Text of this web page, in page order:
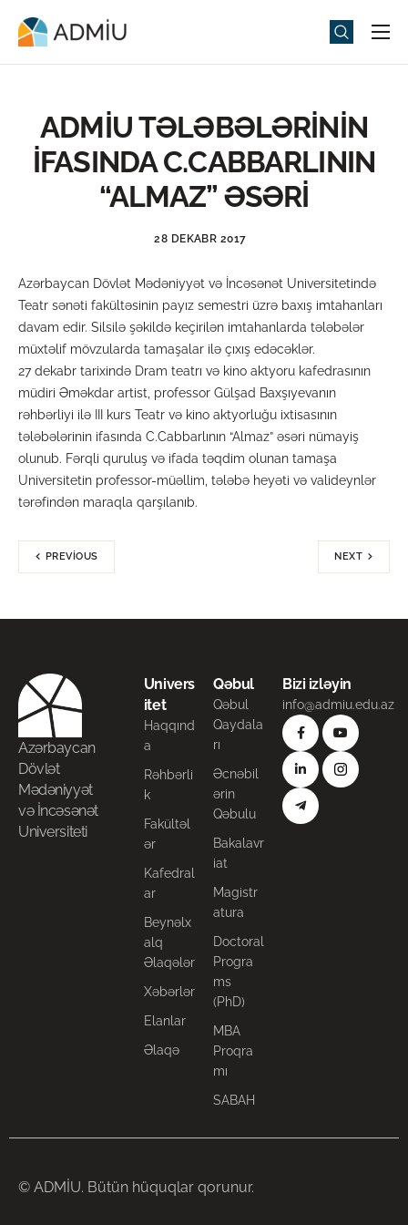
Universitet
Media
Tədbirlər
ADMIU Sİ
eMağaza
ADMİU TƏLƏBƏLƏRİNİN
İFASINDA C.CABBARLININ
“ALMAZ” ƏSƏRİ
28 DEKABR 2017
Azərbaycan Dövlət Mədəniyyət və İncəsənət Universitetində
Teatr sənəti fakültəsinin payız semestri üzrə baxış imtahanları
davam edir. Silsilə şəkildə keçirilən imtahanlarda tələbələr
müxtəlif mövzularda tamaşalar ilə çıxış edəcəklər.
27 dekabr tarixində Dram teatrı və kino aktyoru kafedrasının
müdiri Əməkdar artist, professor Gülşad Baxşıyevanın
rəhbərliyi ilə III kurs Teatr və kino aktyorluğu ixtisasının
tələbələrinin ifasında C.Cabbarlının “Almaz” əsəri nümayiş
olunub. Fərqli quruluş və ifada təqdim olunan tamaşa
Universitetin professor-müəllim, tələbə heyəti və valideynlər
tərəfindən maraqla qarşılanıb.
PREVIOUS NEXT
Azərbaycan
Dövlət
Mədəniyyət
və İncəsənət
Universiteti
Univers
itet
Haqqınd
a
Rəhbərli
k
Fakültəl
ər
Kafedral
ar
Beynəlx
alq
Əlaqələr
Xəbərlər
Elanlar
Əlaqə
Qəbul
Qəbul
Qaydala
rı
Əcnəbil
ərin
Qəbulu
Bakalavr
iat
Magistr
atura
Doctoral
Progra
ms
(PhD)
MBA
Proqra
mı
SABAH
Bizi izləyin
info@admiu.edu.az
© ADMİU. Bütün hüquqlar qorunur.